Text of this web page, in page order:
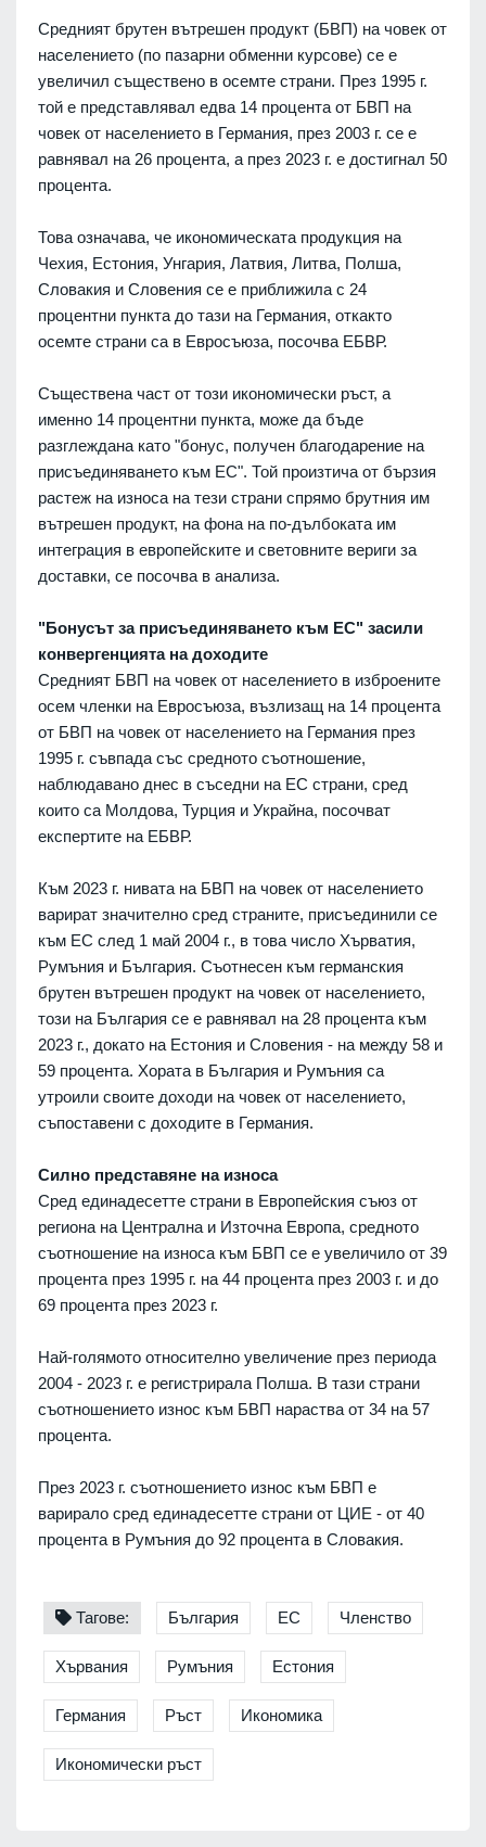
Средният брутен вътрешен продукт (БВП) на човек от
населението (по пазарни обменни курсове) се е
увеличил съществено в осемте страни. През 1995 г.
той е представлявал едва 14 процента от БВП на
човек от населението в Германия, през 2003 г. се е
равнявал на 26 процента, а през 2023 г. е достигнал 50
процента.
Това означава, че икономическата продукция на
Чехия, Естония, Унгария, Латвия, Литва, Полша,
Словакия и Словения се е приближила с 24
процентни пункта до тази на Германия, откакто
осемте страни са в Евросъюза, посочва ЕБВР.
Съществена част от този икономически ръст, а
именно 14 процентни пункта, може да бъде
разглеждана като "бонус, получен благодарение на
присъединяването към ЕС". Той произтича от бързия
растеж на износа на тези страни спрямо брутния им
вътрешен продукт, на фона на по-дълбоката им
интеграция в европейските и световните вериги за
доставки, се посочва в анализа.
"Бонусът за присъединяването към ЕС" засили
конвергенцията на доходите
Средният БВП на човек от населението в изброените
осем членки на Евросъюза, възлизащ на 14 процента
от БВП на човек от населението на Германия през
1995 г. съвпада със средното съотношение,
наблюдавано днес в съседни на ЕС страни, сред
които са Молдова, Турция и Украйна, посочват
експертите на ЕБВР.
Към 2023 г. нивата на БВП на човек от населението
варират значително сред страните, присъединили се
към ЕС след 1 май 2004 г., в това число Хърватия,
Румъния и България. Съотнесен към германския
брутен вътрешен продукт на човек от населението,
този на България се е равнявал на 28 процента към
2023 г., докато на Естония и Словения - на между 58 и
59 процента. Хората в България и Румъния са
утроили своите доходи на човек от населението,
съпоставени с доходите в Германия.
Силно представяне на износа
Сред единадесетте страни в Европейския съюз от
региона на Централна и Източна Европа, средното
съотношение на износа към БВП се е увеличило от 39
процента през 1995 г. на 44 процента през 2003 г. и до
69 процента през 2023 г.
Най-голямото относително увеличение през периода
2004 - 2023 г. е регистрирала Полша. В тази страни
съотношението износ към БВП нараства от 34 на 57
процента.
През 2023 г. съотношението износ към БВП е
варирало сред единадесетте страни от ЦИЕ - от 40
процента в Румъния до 92 процента в Словакия.
Тагове: България ЕС Членство
Хървания Румъния Естония
Германия Ръст Икономика
Икономически ръст